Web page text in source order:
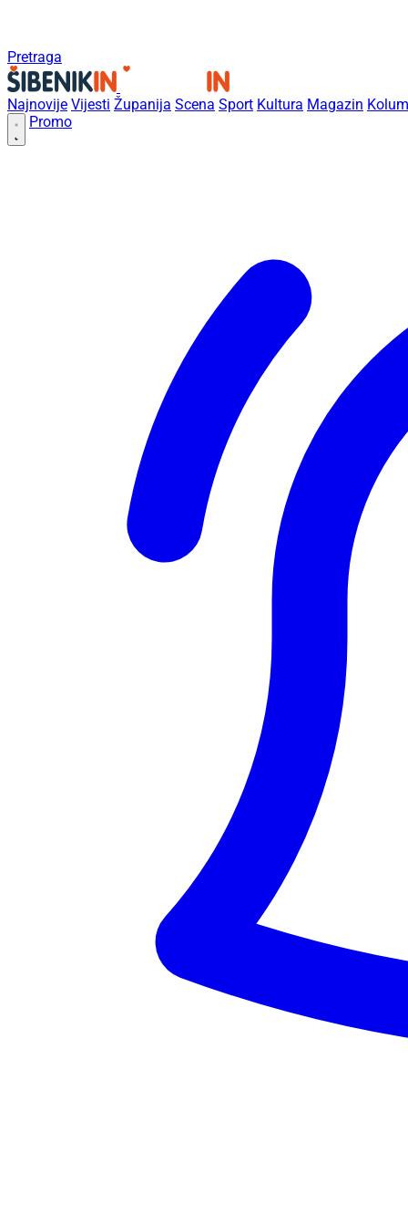
Pretraga
Najnovije Vijesti Županija Scena Sport Kultura Magazin
Promo